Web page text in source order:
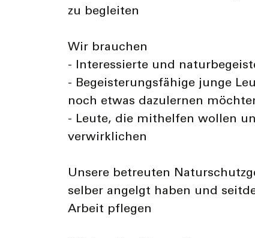
zu begleiten
Wir brauchen
- Interessierte und
- Begeisterungsfähige junge
noch etwas dazulernen
- Leute, die mithelfen wollen
verwirklichen
Unsere betreuten
selber angelgt haben und
Arbeit pflegen